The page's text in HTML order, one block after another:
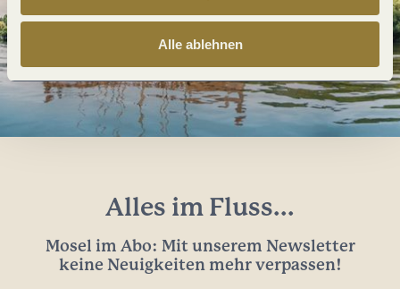
Alle ablehnen
Alles im Fluss...
Mosel im Abo: Mit unserem Newsletter
keine Neuigkeiten mehr verpassen!